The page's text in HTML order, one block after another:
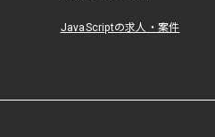
JavaScriptの求人・案件